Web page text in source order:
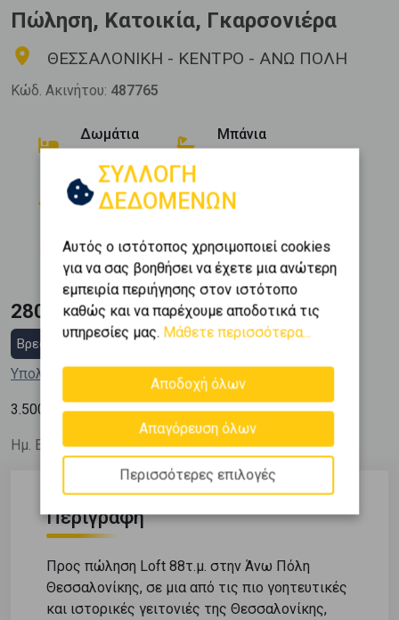
Πώληση, Κατοικία, Γκαρσονιέρα
ΘΕΣΣΑΛΟΝΙΚΗ - ΚΕΝΤΡΟ - ΑΝΩ ΠΟΛΗ
Κώδ. Ακινήτου: 487765
Δωμάτια
Μπάνια
Όροφος
0 (Ισόγειο)
80 m
Κατασκευή
1979
280.000 €
Βρες στεγαστικό δάνειο
Υπολόγισε τη δόση μου
3.500 € / m2
Ημ. Ενημέρωσης: 22/08/25
Περιγραφή
Προς πώληση Loft 88τ.μ. στην Άνω Πόλη
Θεσσαλονίκης, σε μια από τις πιο γοητευτικές
και ιστορικές γειτονιές της Θεσσαλονίκης,
ΣΥΛΛΟΓΗ
ΔΕΔΟΜΕΝΩΝ
Αυτός ο ιστότοπος χρησιμοποιεί cookies
για να σας βοηθήσει να έχετε μια ανώτερη
εμπειρία περιήγησης στον ιστότοπο
καθώς και να παρέχουμε αποδοτικά τις
υπηρεσίες μας. Μάθετε περισσότερα...
Αποδοχή όλων
Απαγόρευση όλων
Περισσότερες επιλογές